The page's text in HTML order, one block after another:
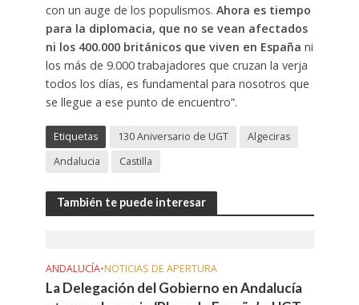
con un auge de los populismos. Ahora es tiempo
para la diplomacia, que no se vean afectados
ni los 400.000 británicos que viven en España ni
los más de 9.000 trabajadores que cruzan la verja
todos los días, es fundamental para nosotros que
se llegue a ese punto de encuentro”.
Etiquetas 130 Aniversario de UGT
Algeciras
Andalucia
Castilla
También te puede interesar
ANDALUCÍA•NOTICIAS DE APERTURA
La Delegación del Gobierno en Andalucía